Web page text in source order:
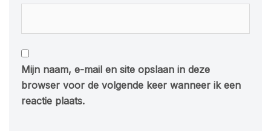
Mijn naam, e-mail en site opslaan in deze
browser voor de volgende keer wanneer ik een
reactie plaats.